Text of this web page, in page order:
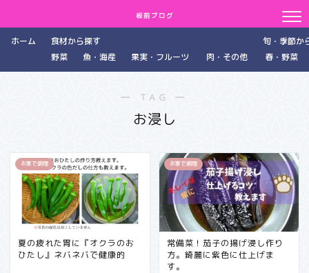
板前ブログ
ホーム
食材から探す
野菜
魚・海産 果実・フルーツ 肉・その他
旬・季節か
春・野菜
― TAG ―
お浸し
お家で調理
夏の疲れた胃に『オクラのお
ひたし』ネバネバで健康的
お家で調理
常備菜！茄子の揚げ浸し作り
方。綺麗に紫色に仕上げま
す。